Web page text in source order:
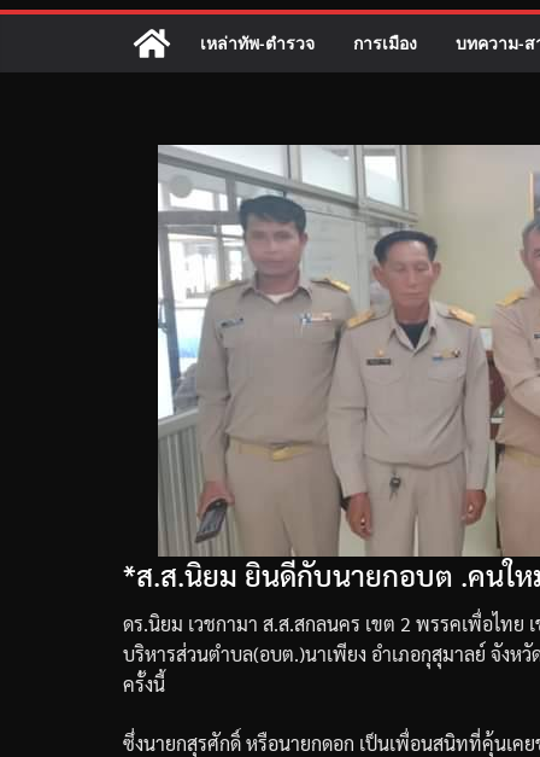
เหล่าทัพ-ตำรวจ การเมือง บทความ-ส
*ส.ส.นิยม ยินดีกับนายกอบต .คนใ
ดร.นิยม เวชกามา ส.ส.สกลนคร เขต 2 พรรคเพื่อไทย
บริหารส่วนตำบล(อบต.)นาเพียง อำเภอกุสุมาลย์ จังหวั
ครั้งนี้
ซึ่งนายกสุรศักดิ์หรือนายกดอก เป็นเพื่อนสนิทที่คุ้นเคย